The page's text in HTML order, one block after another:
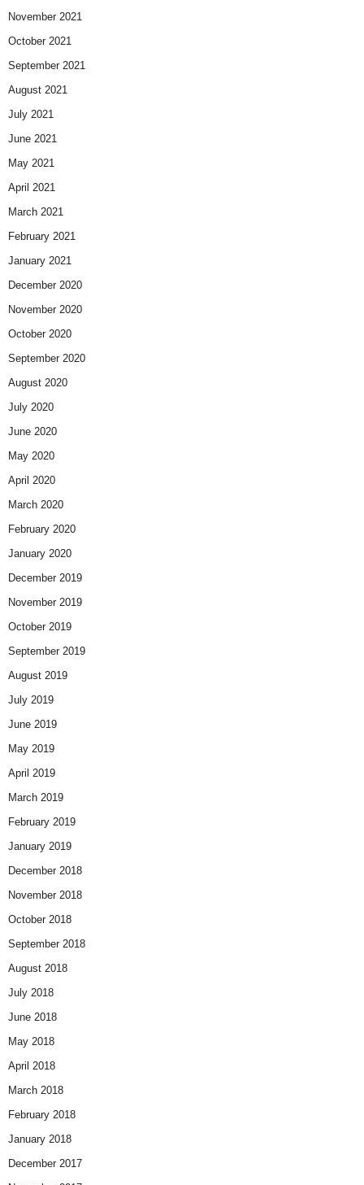
November 2021
October 2021
September 2021
August 2021
July 2021
June 2021
May 2021
April 2021
March 2021
February 2021
January 2021
December 2020
November 2020
October 2020
September 2020
August 2020
July 2020
June 2020
May 2020
April 2020
March 2020
February 2020
January 2020
December 2019
November 2019
October 2019
September 2019
August 2019
July 2019
June 2019
May 2019
April 2019
March 2019
February 2019
January 2019
December 2018
November 2018
October 2018
September 2018
August 2018
July 2018
June 2018
May 2018
April 2018
March 2018
February 2018
January 2018
December 2017